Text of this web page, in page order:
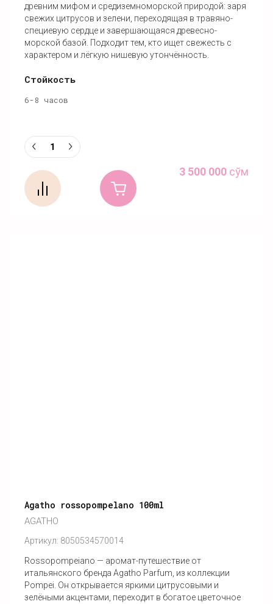
древним мифом и средиземноморской природой: заря
свежих цитрусов и зелени, переходящая в травяно-
специевую сердце и завершающаяся древесно-
морской базой. Подходит тем, кто ищет свежесть с
характером и лёгкую нишевую утончённость.
Стойкость
6-8 часов
3 500 000 сўм
Agatho rossopompelano 100ml
AGATHO
Артикул: 8050534570014
Rossopompeiano — аромат-путешествие от
итальянского бренда Agatho Parfum, из коллекции
Pompei. Он открывается яркими цитрусовыми и
зелёными акцентами, переходит в богатое цветочное